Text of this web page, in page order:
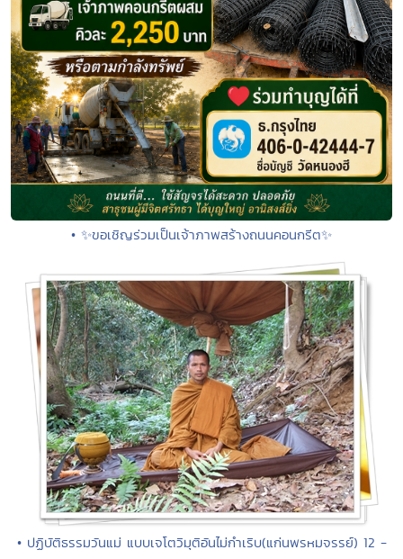
• ✨ขอเชิญร่วมเป็นเจ้าภาพสร้างถนนคอนกรีต✨
• ปฏิบัติธรรมวันแม่ แบบเจโตวิมุติอันไม่กำเริบ(แก่นพรหมจรรย์) 12 -